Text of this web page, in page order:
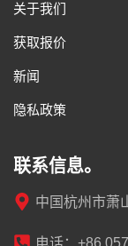
关于我们
获取报价
新闻
隐私政策
联系信息。
中国杭州市萧